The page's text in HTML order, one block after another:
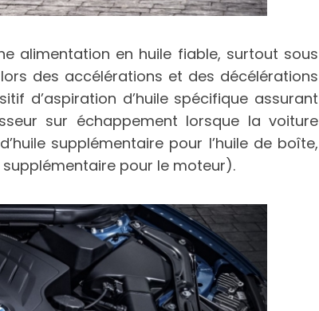
alimentation en huile fiable, surtout sous
des accélérations et des décélérations
d’aspiration d’huile spécifique assurant
sur échappement lorsque la voiture
supplémentaire pour l’huile de boîte,
supplémentaire pour le moteur).